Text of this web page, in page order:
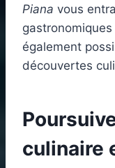
Piana vous
également
découvertes
culinaire